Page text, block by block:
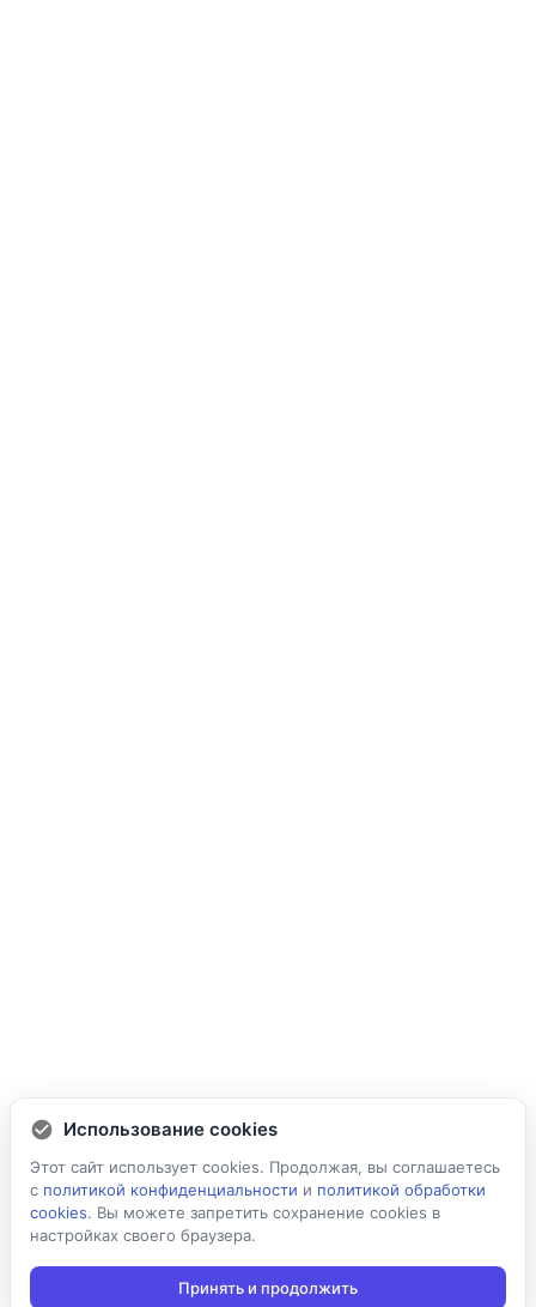
Использование cookies
Этот сайт использует cookies. Продолжая, вы соглашаетесь
с политикой конфиденциальности и политикой обработки
cookies. Вы можете запретить сохранение cookies в
настройках своего браузера.
Принять и продолжить